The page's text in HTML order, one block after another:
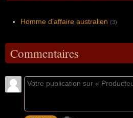
Homme d'affaire australien (3)
Commentaires